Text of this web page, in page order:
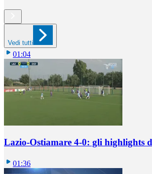
Vedi tutti
01:04
Lazio-Ostiamare 4-0: gli highlights
01:36